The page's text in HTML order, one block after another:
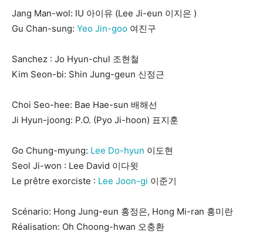
Jang Man-wol: IU 아이유 (Lee Ji-eun 이지은 )
Gu Chan-sung: Yeo Jin-goo 여진구
Sanchez : Jo Hyun-chul 조현철
Kim Seon-bi: Shin Jung-geun 신정근
Choi Seo-hee: Bae Hae-sun 배해선
Ji Hyun-joong: P.O. (Pyo Ji-hoon) 표지훈
Go Chung-myung: Lee Do-hyun 이도현
Seol Ji-won : Lee David 이다윗
Le prêtre exorciste : Lee Joon-gi 이준기
Scénario: Hong Jung-eun 홍정은, Hong Mi-ran 홍미란
Réalisation: Oh Choong-hwan 오충환